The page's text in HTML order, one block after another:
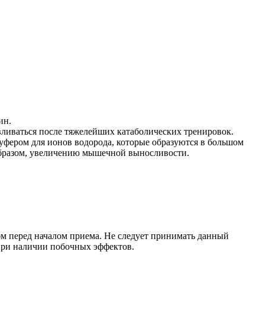
после тяжелейших катаболических тренировок.
для ионов водорода, которые образуются в большом
увеличению мышечной выносливости.
перед началом приема. Не следует принимать данный
наличии побочных эффектов.